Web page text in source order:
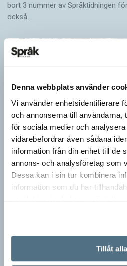
Denna webbplats använder
Vi använder enhetsidentifierare
och annonserna till användarna,
för sociala medier och
vidarebefordrar även sådana
information från din enhet till de
annons- och analysföretag som
Dessa kan i sin tur kombinera
information som du har
samlat in när du har använt
Tillåt alla
bort 3 nummer av Språktidningen
också…
Särskolan byter namn
SPRÅKBLOGGEN
Grundsärskola byter namn till
stor del i att detta namnbyte sker